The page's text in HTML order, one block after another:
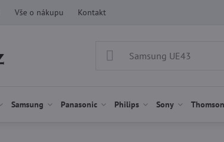
Vše o nákupu Kontakt
Samsung Panasonic Philips Sony